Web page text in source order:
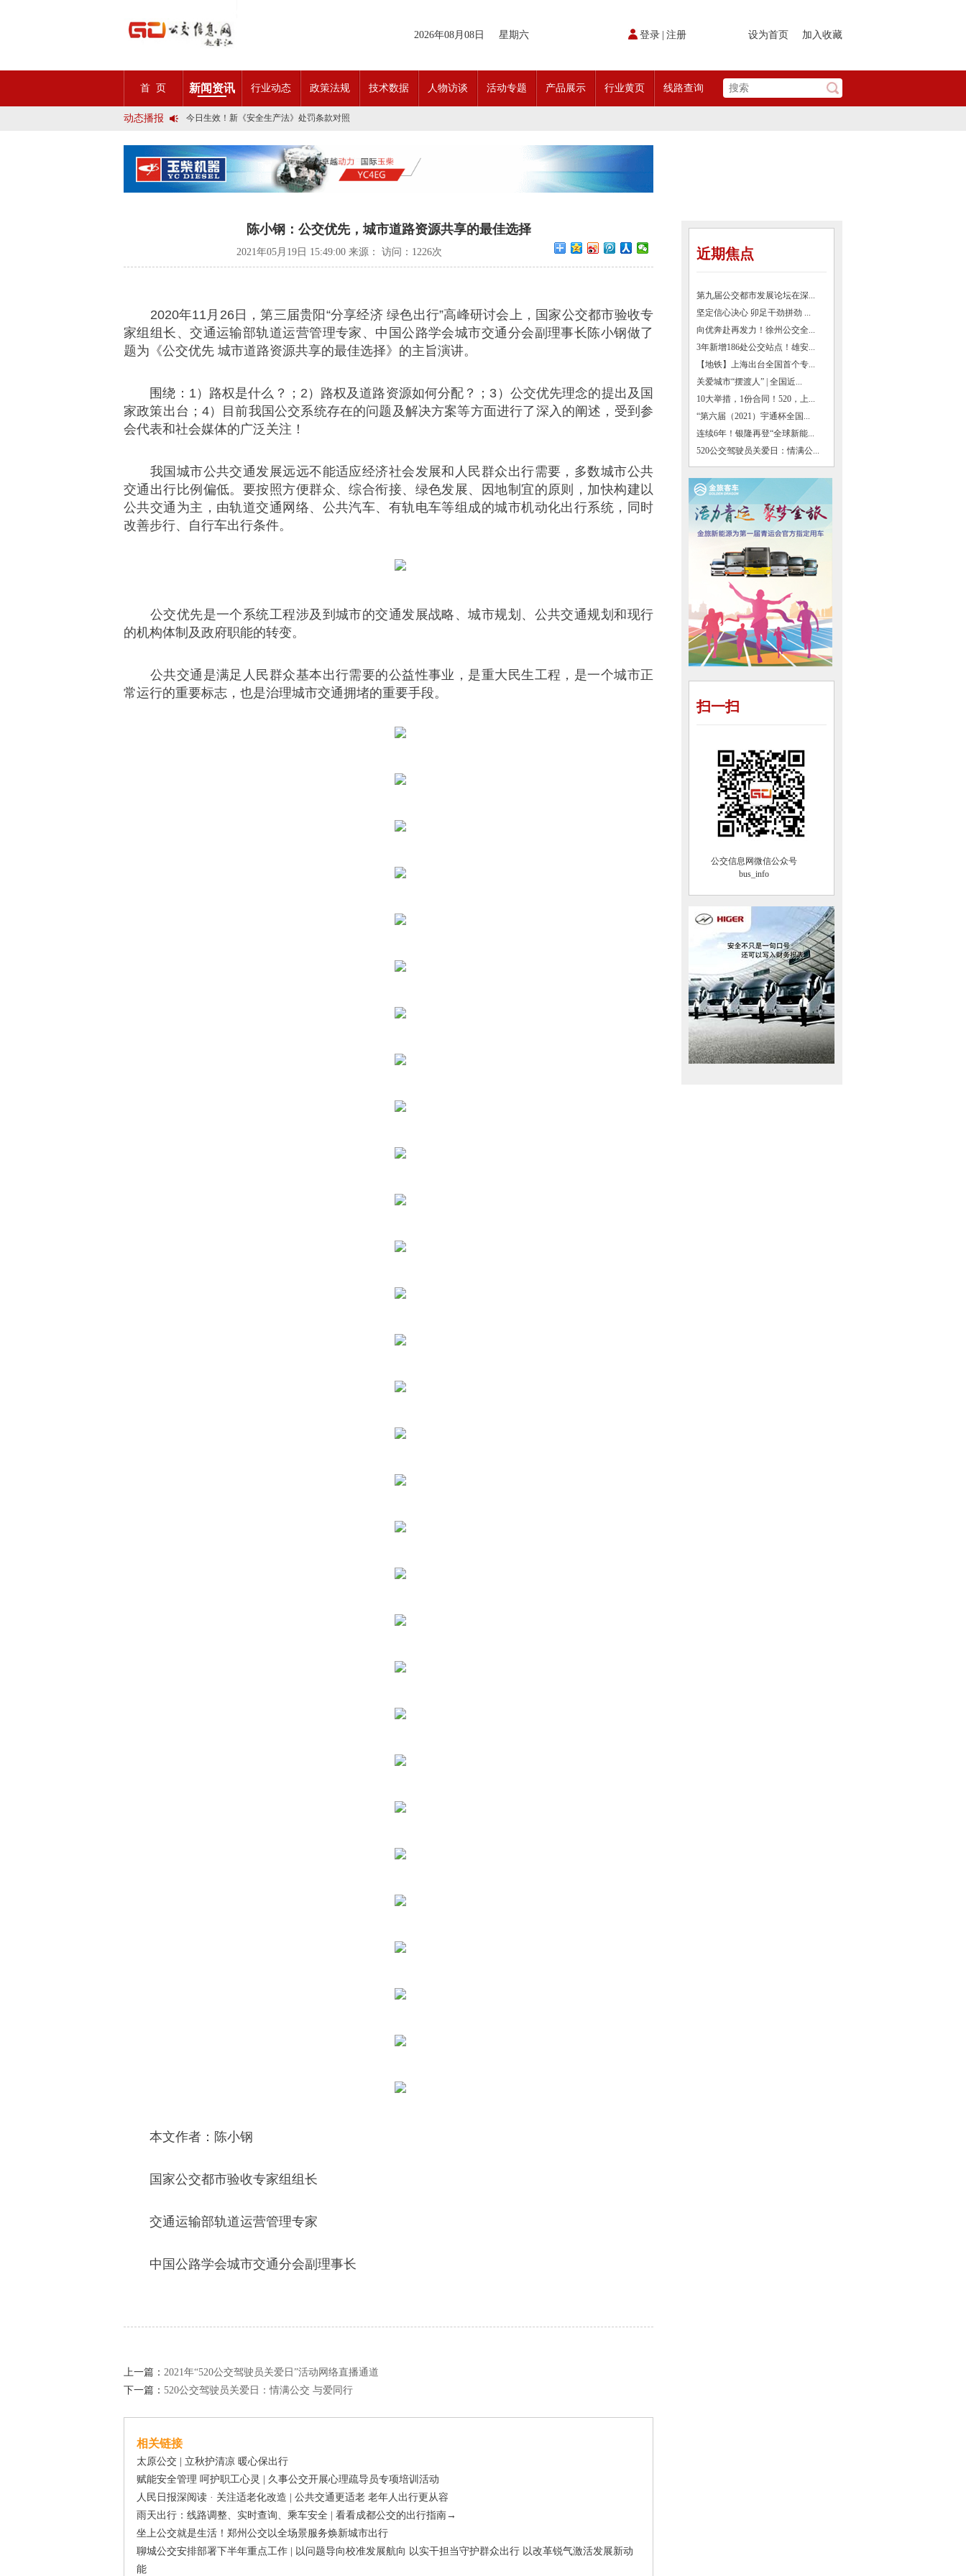
2026年08月08日 星期六 登录 注册 设为首页 加入收藏
首 页 新闻资讯 行业动态 政策法规 技术数据 人物访谈 活动专题 产品展示 行业黄页 线路查询
动态播报
2025市民出行新方案 | 久事公交开通首条需求响应式定制班线
第九届公交都市发展论坛 (深圳)邀请函
创新 实践 沟通 | 聚焦「智慧公交」目标 助推公交转型发展——沪苏城市公交企业经验交流会在通顺利召开
岁月为鉴人民为证，百年北京公交实现历史性跨越！
今日生效！新《安全生产法》处罚条款对照
2025市民出行新方案 | 久事公交开通首条需求响应式定制班线
第九届公交都市发展论坛 (深圳)邀请函
石河子市公交公司荣获全国五一劳动奖状
宜昌公交春节滨江观光定制巴士18日开行！
传承张謇精神•厚植为民情怀•党建引领前行•文化润企发展——南通公交集团发布全新企业文化理念体系
岁月为鉴人民为证，百年北京公交实现历史性跨越！
今日生效！新《安全生产法》处罚条款对照
交通运输部、科学技术部发布关于科技创新驱动加快建设交通强国的意见
陈小钢：公交优先，城市道路资源共享的最佳选择
2021年05月19日 15:49:00 来源： 访问： 1226次
2020年11月26日，第三届贵阳“分享经济 绿色出行”高峰研讨会上，国家公交都市验收专
家组组长、交通运输部轨道运营管理专家、中国公路学会城市交通分会副理事长陈小钢做了
题为《公交优先 城市道路资源共享的最佳选择》的主旨演讲。
围绕：1）路权是什么？；2）路权及道路资源如何分配？；3）公交优先理念的提出及国
家政策出台；4）目前我国公交系统存在的问题及解决方案等方面进行了深入的阐述，受到参
会代表和社会媒体的广泛关注！
我国城市公共交通发展远远不能适应经济社会发展和人民群众出行需要，多数城市公共
交通出行比例偏低。要按照方便群众、综合衔接、绿色发展、因地制宜的原则，加快构建以
公共交通为主，由轨道交通网络、公共汽车、有轨电车等组成的城市机动化出行系统，同时
改善步行、自行车出行条件。
公交优先是一个系统工程涉及到城市的交通发展战略、城市规划、公共交通规划和现行
的机构体制及政府职能的转变。
公共交通是满足人民群众基本出行需要的公益性事业，是重大民生工程，是一个城市正
常运行的重要标志，也是治理城市交通拥堵的重要手段。
本文作者：陈小钢
国家公交都市验收专家组组长
交通运输部轨道运营管理专家
中国公路学会城市交通分会副理事长
上一篇： 2021年“520公交驾驶员关爱日”活动网络直播通道
下一篇： 520公交驾驶员关爱日：情满公交 与爱同行
相关链接
太原公交 | 立秋护清凉 暖心保出行
赋能安全管理 呵护职工心灵 | 久事公交开展心理疏导员专项培训活动
人民日报深阅读 · 关注适老化改造 | 公共交通更适老 老年人出行更从容
雨天出行：线路调整、实时查询、乘车安全 | 看看成都公交的出行指南→
坐上公交就是生活！郑州公交以全场景服务焕新城市出行
聊城公交安排部署下半年重点工作 | 以问题导向校准发展航向 以实干担当守护群众出行 以改革锐气激活发展新动
能
近期焦点
第九届公交都市发展论坛在深...
坚定信心决心 卯足干劲拼劲 ...
向优奔赴再发力！徐州公交全...
3年新增186处公交站点！雄安...
【地铁】上海出台全国首个专...
关爱城市“摆渡人” | 全国近...
10大举措，1份合同！520，上...
“第六届（2021）宇通杯全国...
连续6年！银隆再登“全球新能...
520公交驾驶员关爱日：情满公...
扫一扫
公交信息网微信公众号
bus_info